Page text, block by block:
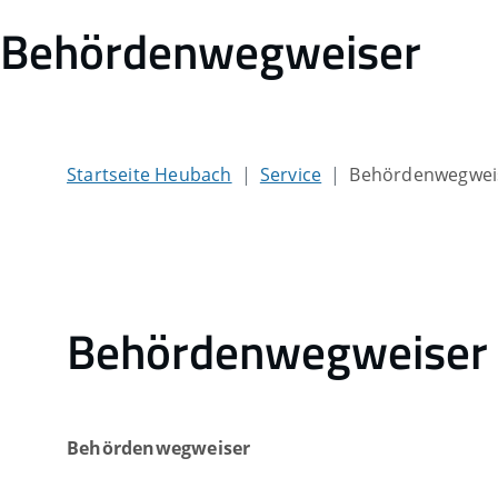
Behördenwegweiser
Startseite Heubach Service
Behördenwegweiser
Behördenwegweiser